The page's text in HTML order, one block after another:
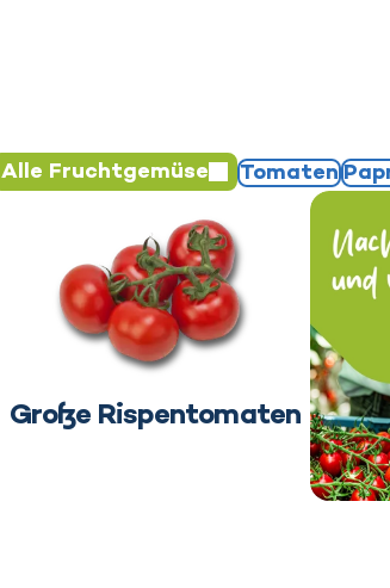
Alle Fruchtgemüse Tomaten
Große Rispentomaten